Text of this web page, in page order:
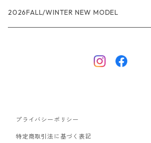
R1エア
R1
ジャケット・アウター
ボードショーツ
レインウェアー
2026FALL/WINTER NEW MODEL
プライバシーポリシー
特定商取引法に基づく表記